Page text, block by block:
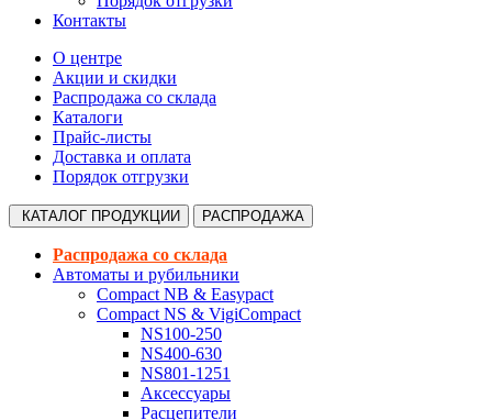
Контакты
О центре
Акции и скидки
Распродажа со склада
Каталоги
Прайс-листы
Доставка и оплата
Порядок отгрузки
КАТАЛОГ ПРОДУКЦИИ РАСПРОДАЖА
Распродажа со склада
Автоматы и рубильники
Compact NB & Easypact
Compact NS & VigiCompact
NS100-250
NS400-630
NS801-1251
Аксессуары
Расцепители